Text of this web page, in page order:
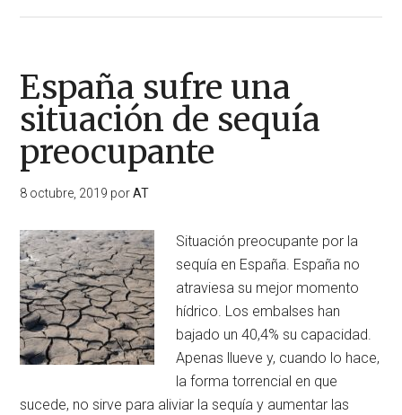
afectado
que
azota
a
Europa
España sufre una
situación de sequía
preocupante
8 octubre, 2019 porAT
Situación preocupante por la
sequía en España. España no
atraviesa su mejor momento
hídrico. Los embalses han
bajado un 40,4% su capacidad.
Apenas llueve y, cuando lo hace,
la forma torrencial en que
sucede, no sirve para aliviar la sequía y aumentar las